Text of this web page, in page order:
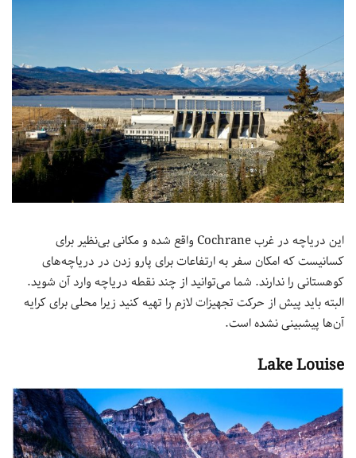
این دریاچه در غرب Cochrane واقع شده و مکانی بی‌نظیر برای
کسانیست که امکان سفر به ارتفاعات برای پارو زدن در دریاچه‌های
کوهستانی را ندارند. شما می‌توانید از چند نقطه دریاچه وارد آن شوید.
البته باید پیش از حرکت تجهیزات لازم را تهیه کنید زیرا محلی برای کرایه
آن‌ها پیشبینی نشده است.
Lake Louise